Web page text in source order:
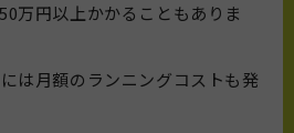
万円以上かかることもありま
は月額のランニングコストも発